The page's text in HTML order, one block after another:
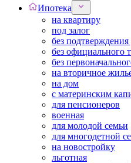
Ипотека
на квартиру
под залог
без подтверждения
без официального
без
на вторичное
на дом
с материнским
для пенсионеров
военная
для молодой семьи
для многодетной
на новостройку
льготная